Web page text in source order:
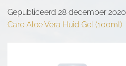
Gepubliceerd 28 december 2020
Care Aloe Vera Huid Gel (100ml)